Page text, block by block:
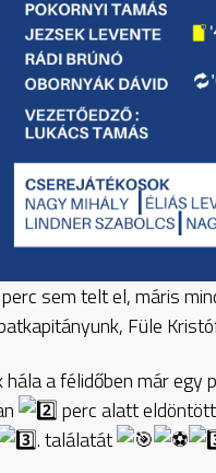
perc sem telt el, máris
Füle
hála a félidőben már egy
perc alatt
. találatát